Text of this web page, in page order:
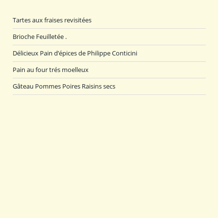
Tartes aux fraises revisitées
Brioche Feuilletée .
Délicieux Pain d’épices de Philippe Conticini
Pain au four trés moelleux
Gâteau Pommes Poires Raisins secs